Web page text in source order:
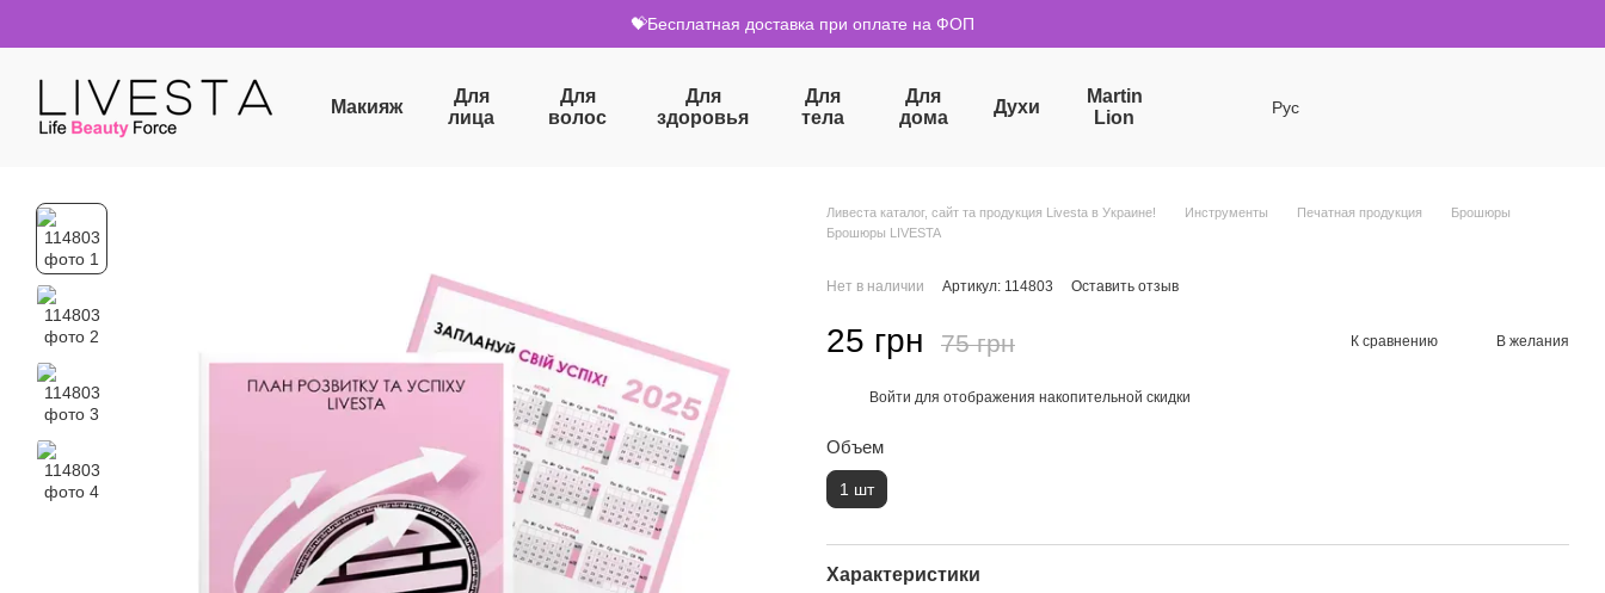
💝Бесплатная доставка при оплате на ФОП
Макияж
Для
лица
Для
волос
Для
здоровья
Для
тела
Для
дома
Духи
Martin
Lion
Рус
Ливеста каталог, сайт та продукция Livesta в Украине! Инструменты Печатная продукция
Брошюры
Брошюры LIVESTA
Нет в наличии Артикул: 114803 Оставить отзыв
25 грн 75 грн К сравнению В желания
Войти для отображения накопительной скидки
Объем
1 шт
Характеристики